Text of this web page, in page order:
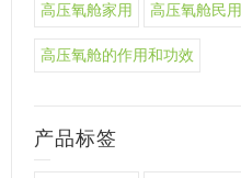
高压氧舱家用 高压氧舱民用
高压氧舱的作用和功效
产品标签